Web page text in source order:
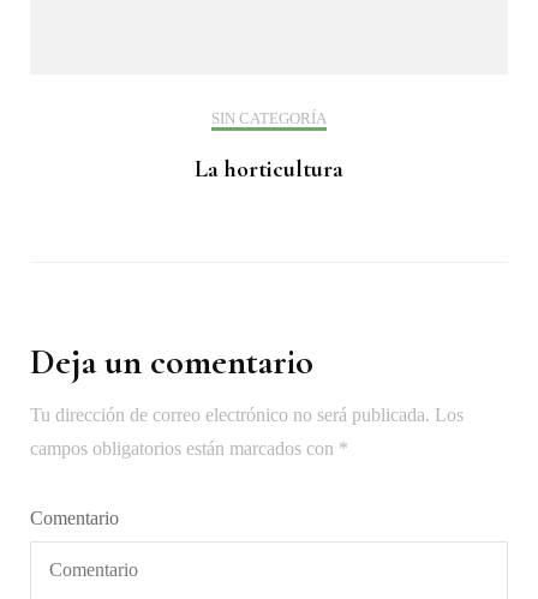
SIN CATEGORÍA
La horticultura
Deja un comentario
Tu dirección de correo electrónico no será publicada. Los
campos obligatorios están marcados con *
Comentario